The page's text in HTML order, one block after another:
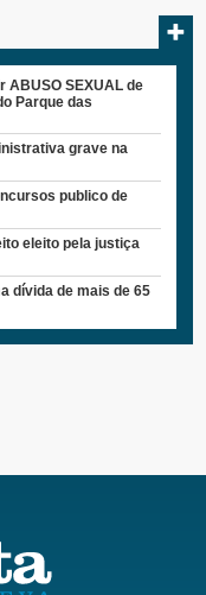
ABUSO SEXUAL de
Parque das
grave na
publico de
eleito pela justiça
dívida de mais de 65